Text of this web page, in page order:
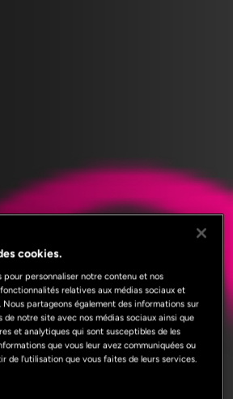
cookies.
pour personnaliser notre contenu et nos
relatives aux médias sociaux et
partageons également des informations sur
notre site avec nos médias sociaux ainsi que
et analytiques qui sont susceptibles de les
que vous leur avez communiquées ou
de l'utilisation que vous faites de leurs services.